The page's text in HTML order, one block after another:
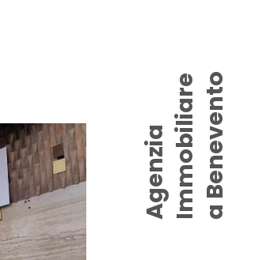
A
g
e
n
z
i
a
I
m
m
o
b
i
l
i
a
re
a
B
e
n
e
v
e
n
t o